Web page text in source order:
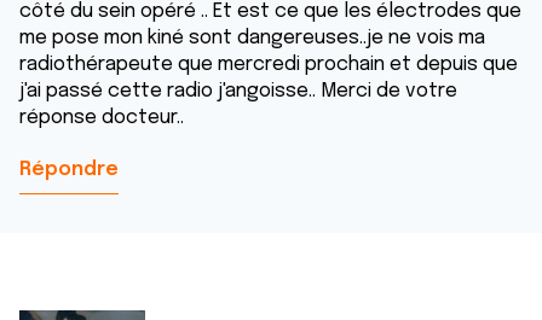
côté du sein opéré .. Et est ce que les électrodes que
me pose mon kiné sont dangereuses..je ne vois ma
radiothérapeute que mercredi prochain et depuis que
j'ai passé cette radio j'angoisse.. Merci de votre
réponse docteur..
Répondre